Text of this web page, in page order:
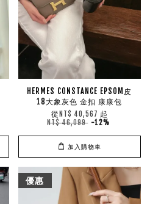
HERMES CONSTANCE EPSOM皮
18大象灰色 金扣 康康包
從 NT$ 40,567 起
NT$ 46,099 -12%
加入購物車
優惠